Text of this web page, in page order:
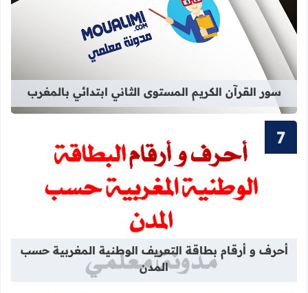
قراءة المزيد عن سور القرآن الكريم
سور القرآن الكريم المستوى الثاني ابتدائي بالمغرب
قراءة المزيد عن أحرف و أرقام
أحرف و أرقام بطاقة التعريف الوطنية المغربية حسب
المدن